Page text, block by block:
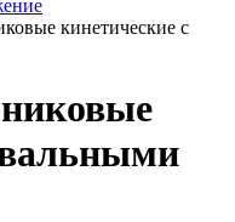
кинетические с